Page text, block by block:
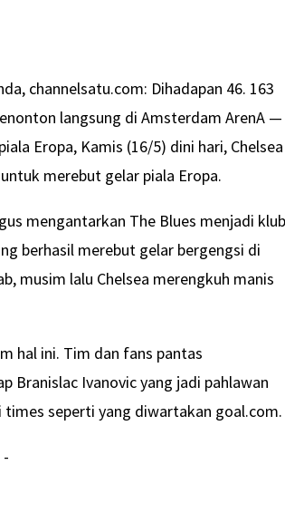
channelsatu.com: Dihadapan 46. 163
langsung di Amsterdam ArenA —
Eropa, Kamis (16/5) dini hari, Chelsea
merebut gelar piala Eropa.
mengantarkan The Blues menjadi klub
berhasil merebut gelar bergengsi di
musim lalu Chelsea merengkuh manis
hal ini. Tim dan fans pantas
Branislac Ivanovic yang jadi pahlawan
times seperti yang diwartakan goal.com.